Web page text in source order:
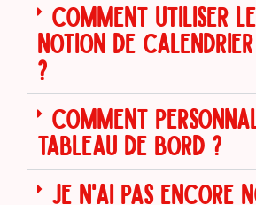
COMMENT UTILISER
NOTION DE
?
COMMENT
TABLEAU DE BORD ?
JE N'AI PAS ENCORE